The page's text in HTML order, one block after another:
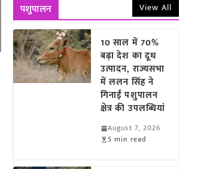
पशुपालन View All
10 साल में 70%
बढ़ा देश का दूध
उत्पादन, राज्यसभा
में ललन सिंह ने
गिनाईं पशुपालन
क्षेत्र की उपलब्धियां
August 7, 2026
5 min read